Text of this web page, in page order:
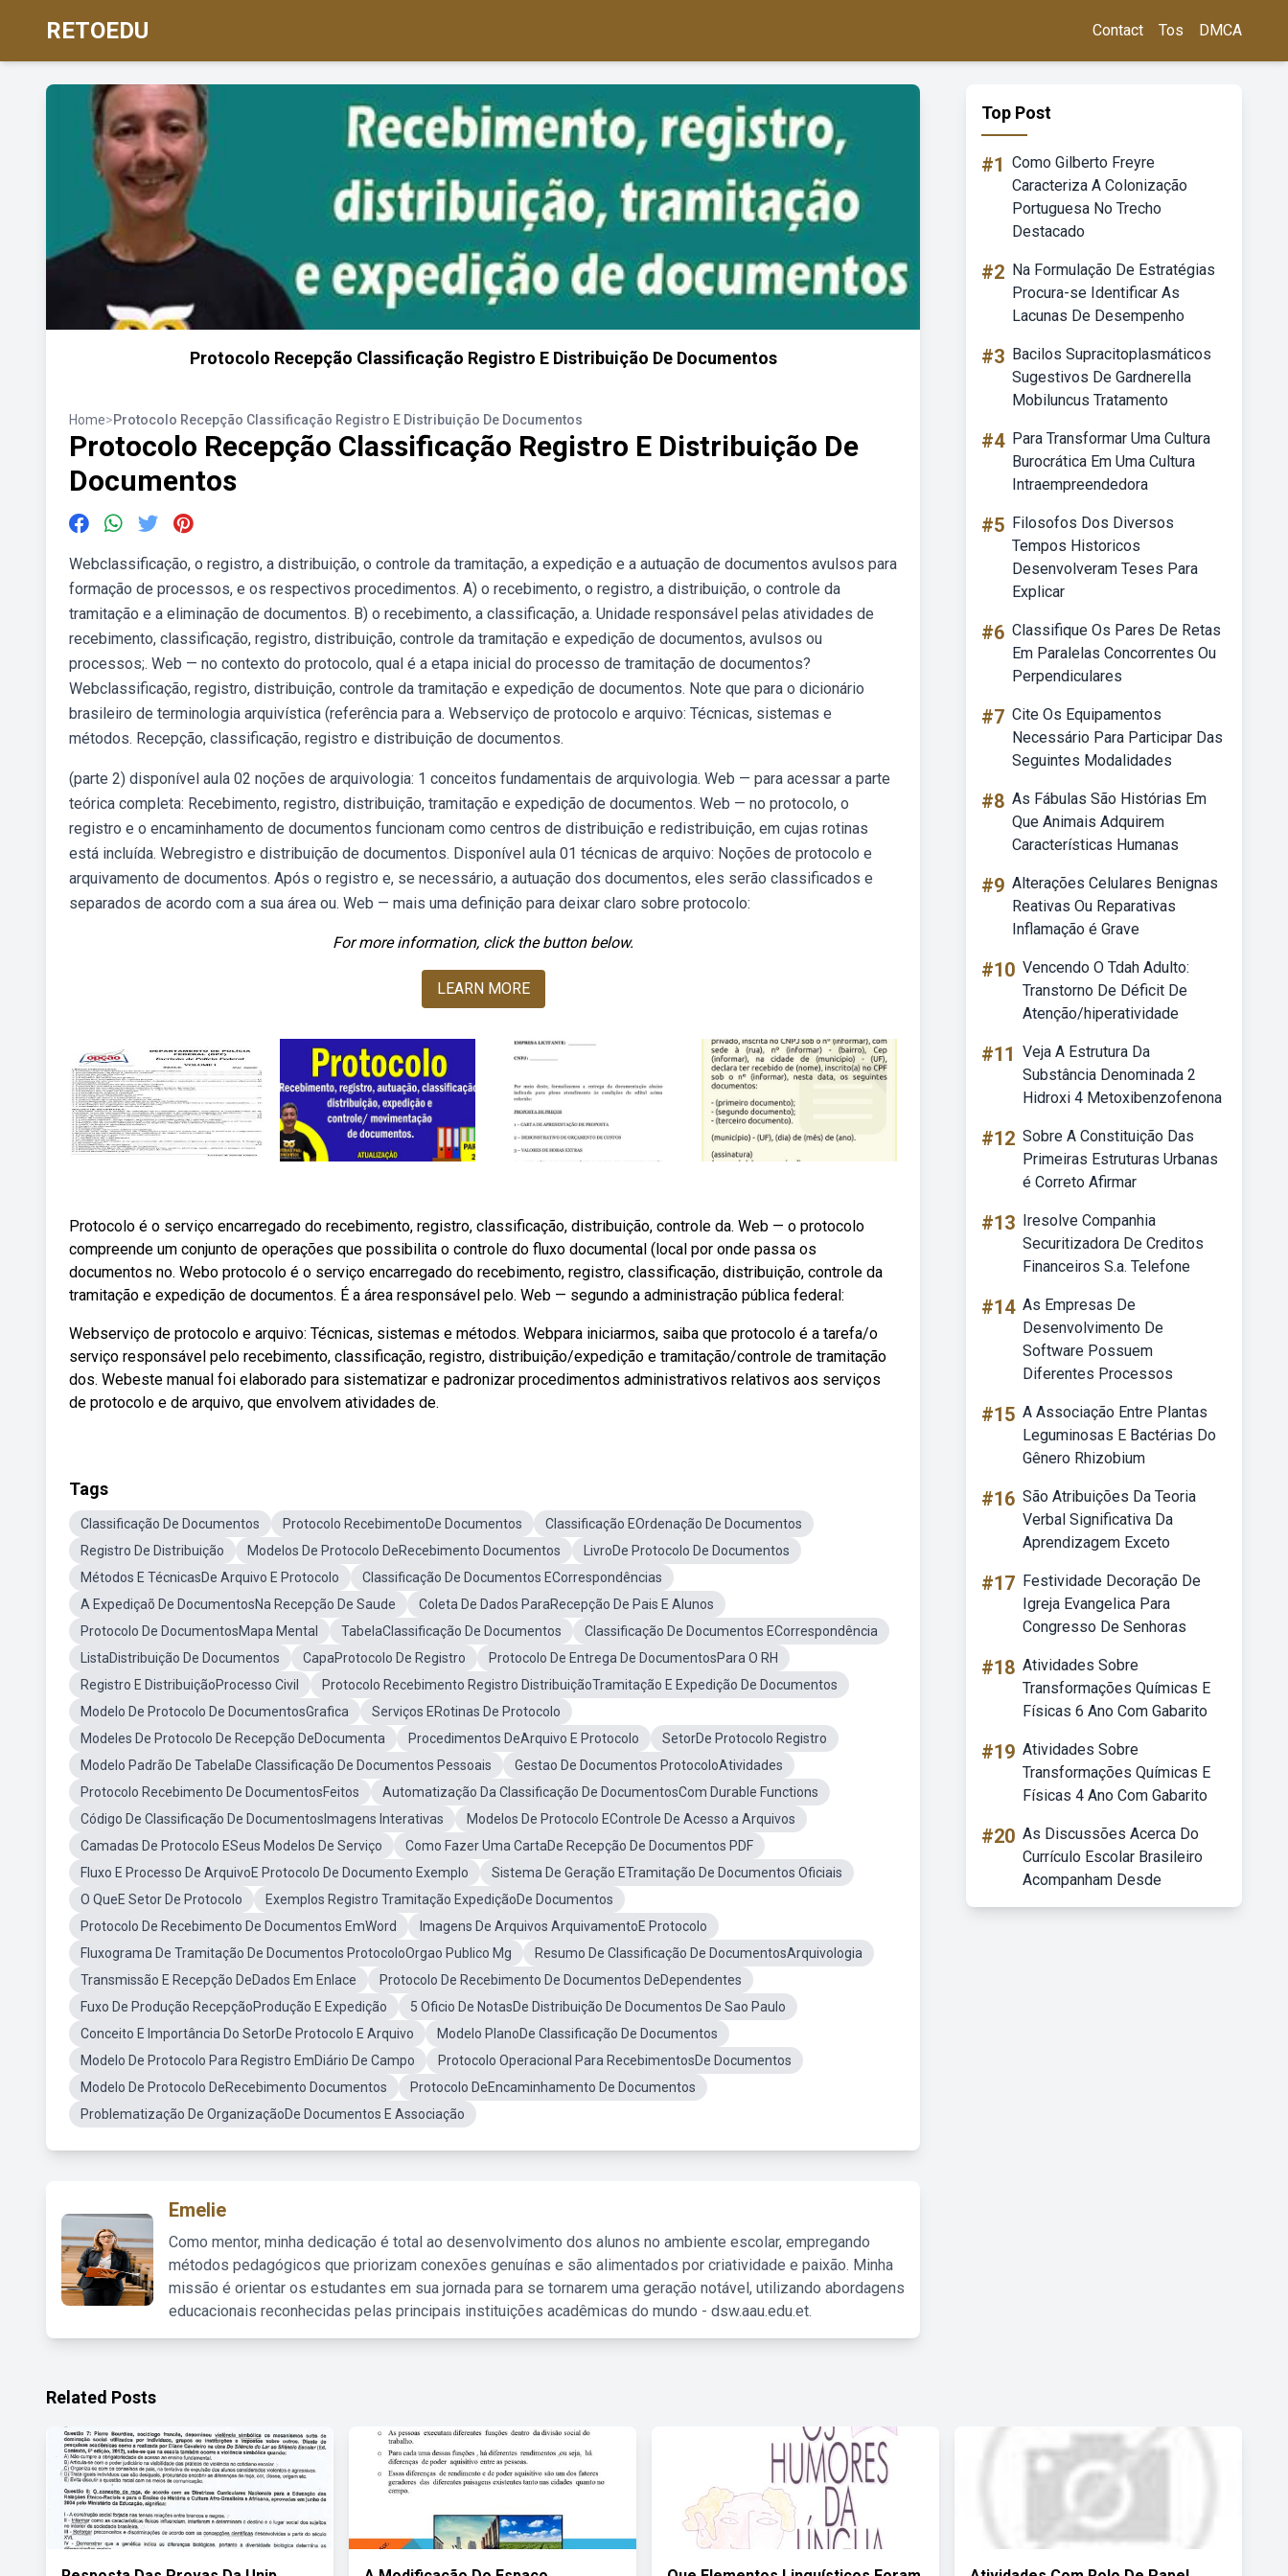
RETOEDU Contact Tos DMCA
Protocolo Recepção Classificação Registro E Distribuição De Documentos
Home>Protocolo Recepção Classificação Registro E Distribuição De Documentos
Protocolo Recepção Classificação Registro E Distribuição De
Documentos
Webclassificação, o registro, a distribuição, o controle da tramitação, a expedição e a autuação de documentos avulsos para
formação de processos, e os respectivos procedimentos. A) o recebimento, o registro, a distribuição, o controle da
tramitação e a eliminação de documentos. B) o recebimento, a classificação, a. Unidade responsável pelas atividades de
recebimento, classificação, registro, distribuição, controle da tramitação e expedição de documentos, avulsos ou
processos;. Web — no contexto do protocolo, qual é a etapa inicial do processo de tramitação de documentos?
Webclassificação, registro, distribuição, controle da tramitação e expedição de documentos. Note que para o dicionário
brasileiro de terminologia arquivística (referência para a. Webserviço de protocolo e arquivo: Técnicas, sistemas e
métodos. Recepção, classificação, registro e distribuição de documentos.
(parte 2) disponível aula 02 noções de arquivologia: 1 conceitos fundamentais de arquivologia. Web — para acessar a parte
teórica completa: Recebimento, registro, distribuição, tramitação e expedição de documentos. Web — no protocolo, o
registro e o encaminhamento de documentos funcionam como centros de distribuição e redistribuição, em cujas rotinas
está incluída. Webregistro e distribuição de documentos. Disponível aula 01 técnicas de arquivo: Noções de protocolo e
arquivamento de documentos. Após o registro e, se necessário, a autuação dos documentos, eles serão classificados e
separados de acordo com a sua área ou. Web — mais uma definição para deixar claro sobre protocolo:
For more information, click the button below.
LEARN MORE
Protocolo é o serviço encarregado do recebimento, registro, classificação, distribuição, controle da. Web — o protocolo
compreende um conjunto de operações que possibilita o controle do fluxo documental (local por onde passa os
documentos no. Webo protocolo é o serviço encarregado do recebimento, registro, classificação, distribuição, controle da
tramitação e expedição de documentos. É a área responsável pelo. Web — segundo a administração pública federal:
Webserviço de protocolo e arquivo: Técnicas, sistemas e métodos. Webpara iniciarmos, saiba que protocolo é a tarefa/o
serviço responsável pelo recebimento, classificação, registro, distribuição/expedição e tramitação/controle de tramitação
dos. Webeste manual foi elaborado para sistematizar e padronizar procedimentos administrativos relativos aos serviços
de protocolo e de arquivo, que envolvem atividades de.
Tags
Classificação De Documentos Protocolo RecebimentoDe Documentos
Classificação EOrdenação De Documentos
Registro De Distribuição
Modelos De Protocolo DeRecebimento Documentos
LivroDe Protocolo De Documentos
Métodos E TécnicasDe Arquivo E Protocolo
Classificação De Documentos ECorrespondências
A Expediçaõ De DocumentosNa Recepção De Saude
Coleta De Dados ParaRecepção De Pais E Alunos
Protocolo De DocumentosMapa Mental
TabelaClassificação De Documentos
Classificação De Documentos ECorrespondência
ListaDistribuição De Documentos
CapaProtocolo De Registro
Protocolo De Entrega De DocumentosPara O RH
Registro E DistribuiçãoProcesso Civil
Protocolo Recebimento Registro DistribuiçãoTramitação E Expedição De Documentos
Modelo De Protocolo De DocumentosGrafica
Serviços ERotinas De Protocolo
Modeles De Protocolo De Recepção DeDocumenta
Procedimentos DeArquivo E Protocolo
SetorDe Protocolo Registro
Modelo Padrão De TabelaDe Classificação De Documentos Pessoais
Gestao De Documentos ProtocoloAtividades
Protocolo Recebimento De DocumentosFeitos
Automatização Da Classificação De DocumentosCom Durable Functions
Código De Classificação De DocumentosImagens Interativas
Modelos De Protocolo EControle De Acesso a Arquivos
Camadas De Protocolo ESeus Modelos De Serviço
Como Fazer Uma CartaDe Recepção De Documentos PDF
Fluxo E Processo De ArquivoE Protocolo De Documento Exemplo
Sistema De Geração ETramitação De Documentos Oficiais
O QueE Setor De Protocolo
Exemplos Registro Tramitação ExpediçãoDe Documentos
Protocolo De Recebimento De Documentos EmWord
Imagens De Arquivos ArquivamentoE Protocolo
Fluxograma De Tramitação De Documentos ProtocoloOrgao Publico Mg
Resumo De Classificação De DocumentosArquivologia
Transmissão E Recepção DeDados Em Enlace
Protocolo De Recebimento De Documentos DeDependentes
Fuxo De Produção RecepçãoProdução E Expedição
5 Oficio De NotasDe Distribuição De Documentos De Sao Paulo
Conceito E Importância Do SetorDe Protocolo E Arquivo
Modelo PlanoDe Classificação De Documentos
Modelo De Protocolo Para Registro EmDiário De Campo
Protocolo Operacional Para RecebimentosDe Documentos
Modelo De Protocolo DeRecebimento Documentos
Protocolo DeEncaminhamento De Documentos
Problematização De OrganizaçãoDe Documentos E Associação
Emelie
Como mentor, minha dedicação é total ao desenvolvimento dos alunos no ambiente escolar, empregando
métodos pedagógicos que priorizam conexões genuínas e são alimentados por criatividade e paixão. Minha
missão é orientar os estudantes em sua jornada para se tornarem uma geração notável, utilizando abordagens
educacionais reconhecidas pelas principais instituições acadêmicas do mundo - dsw.aau.edu.et.
Top Post
#1 Como Gilberto Freyre
Caracteriza A Colonização
Portuguesa No Trecho
Destacado
#2 Na Formulação De Estratégias
Procura-se Identificar As
Lacunas De Desempenho
#3 Bacilos Supracitoplasmáticos
Sugestivos De Gardnerella
Mobiluncus Tratamento
#4 Para Transformar Uma Cultura
Burocrática Em Uma Cultura
Intraempreendedora
#5 Filosofos Dos Diversos
Tempos Historicos
Desenvolveram Teses Para
Explicar
#6 Classifique Os Pares De Retas
Em Paralelas Concorrentes Ou
Perpendiculares
#7 Cite Os Equipamentos
Necessário Para Participar Das
Seguintes Modalidades
#8 As Fábulas São Histórias Em
Que Animais Adquirem
Características Humanas
#9 Alterações Celulares Benignas
Reativas Ou Reparativas
Inflamação é Grave
#10 Vencendo O Tdah Adulto:
Transtorno De Déficit De
Atenção/hiperatividade
#11 Veja A Estrutura Da
Substância Denominada 2
Hidroxi 4 Metoxibenzofenona
#12 Sobre A Constituição Das
Primeiras Estruturas Urbanas
é Correto Afirmar
#13 Iresolve Companhia
Securitizadora De Creditos
Financeiros S.a. Telefone
#14 As Empresas De
Desenvolvimento De
Software Possuem
Diferentes Processos
#15 A Associação Entre Plantas
Leguminosas E Bactérias Do
Gênero Rhizobium
#16 São Atribuições Da Teoria
Verbal Significativa Da
Aprendizagem Exceto
#17 Festividade Decoração De
Igreja Evangelica Para
Congresso De Senhoras
#18 Atividades Sobre
Transformações Químicas E
Físicas 6 Ano Com Gabarito
#19 Atividades Sobre
Transformações Químicas E
Físicas 4 Ano Com Gabarito
#20 As Discussões Acerca Do
Currículo Escolar Brasileiro
Acompanham Desde
Related Posts